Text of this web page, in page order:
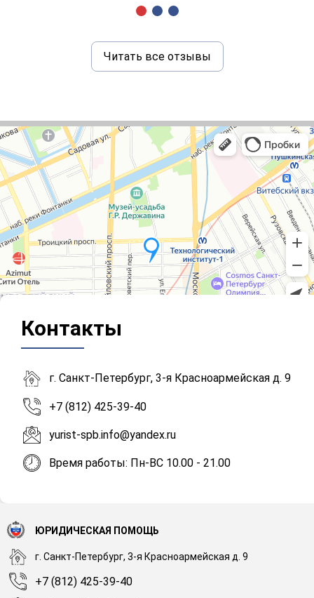
Читать все отзывы
Контакты
г. Санкт-Петербург, 3-я Красноармейская д. 9
+7 (812) 425-39-40
yurist-spb.info@yandex.ru
Время работы: Пн-ВС 10.00 - 21.00
ЮРИДИЧЕСКАЯ ПОМОЩЬ
г. Санкт-Петербург, 3-я Красноармейская д. 9
+7 (812) 425-39-40